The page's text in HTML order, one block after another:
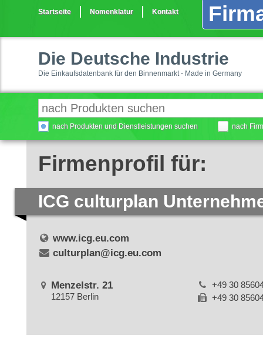
Startseite Nomenklatur Kontakt
Die Deutsche Industrie
Die Einkaufsdatenbank für den Binnenmarkt - Made in Germany
nach Produkten und Dienstleistungen suchen nach
Firmenprofil für:
ICG culturplan
www.icg.eu.com
culturplan@icg.eu.com
Menzelstr. 21
12157 Berlin
+49 30
+49 30